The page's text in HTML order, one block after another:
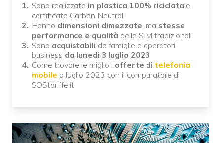
Sono realizzate in plastica 100% riciclata e
certificate Carbon Neutral
Hanno dimensioni dimezzate, ma stesse
performance e qualità delle SIM tradizionali
Sono acquistabili da famiglie e operatori
business da lunedì 3 luglio 2023
Come trovare le migliori offerte di telefonia
mobile a luglio 2023 con il comparatore di
SOStariffe.it